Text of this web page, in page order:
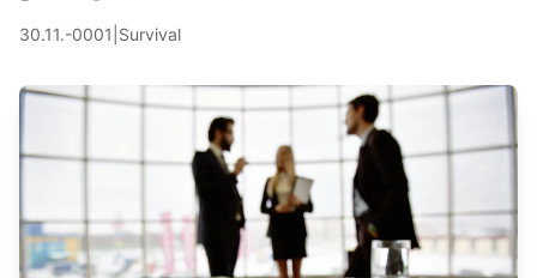
30.11.-0001 Survival